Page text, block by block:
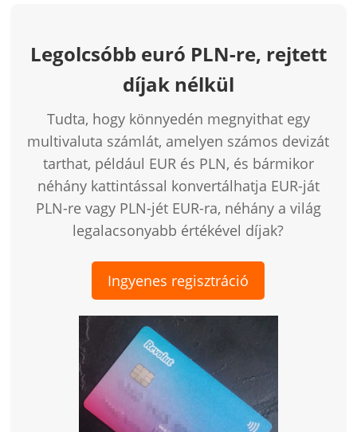
Legolcsóbb euró PLN-re, rejtett
díjak nélkül
Tudta, hogy könnyedén megnyithat egy
multivaluta számlát, amelyen számos devizát
tarthat, például EUR és PLN, és bármikor
néhány kattintással konvertálhatja EUR-ját
PLN-re vagy PLN-jét EUR-ra, néhány a világ
legalacsonyabb értékével díjak?
Ingyenes regisztráció